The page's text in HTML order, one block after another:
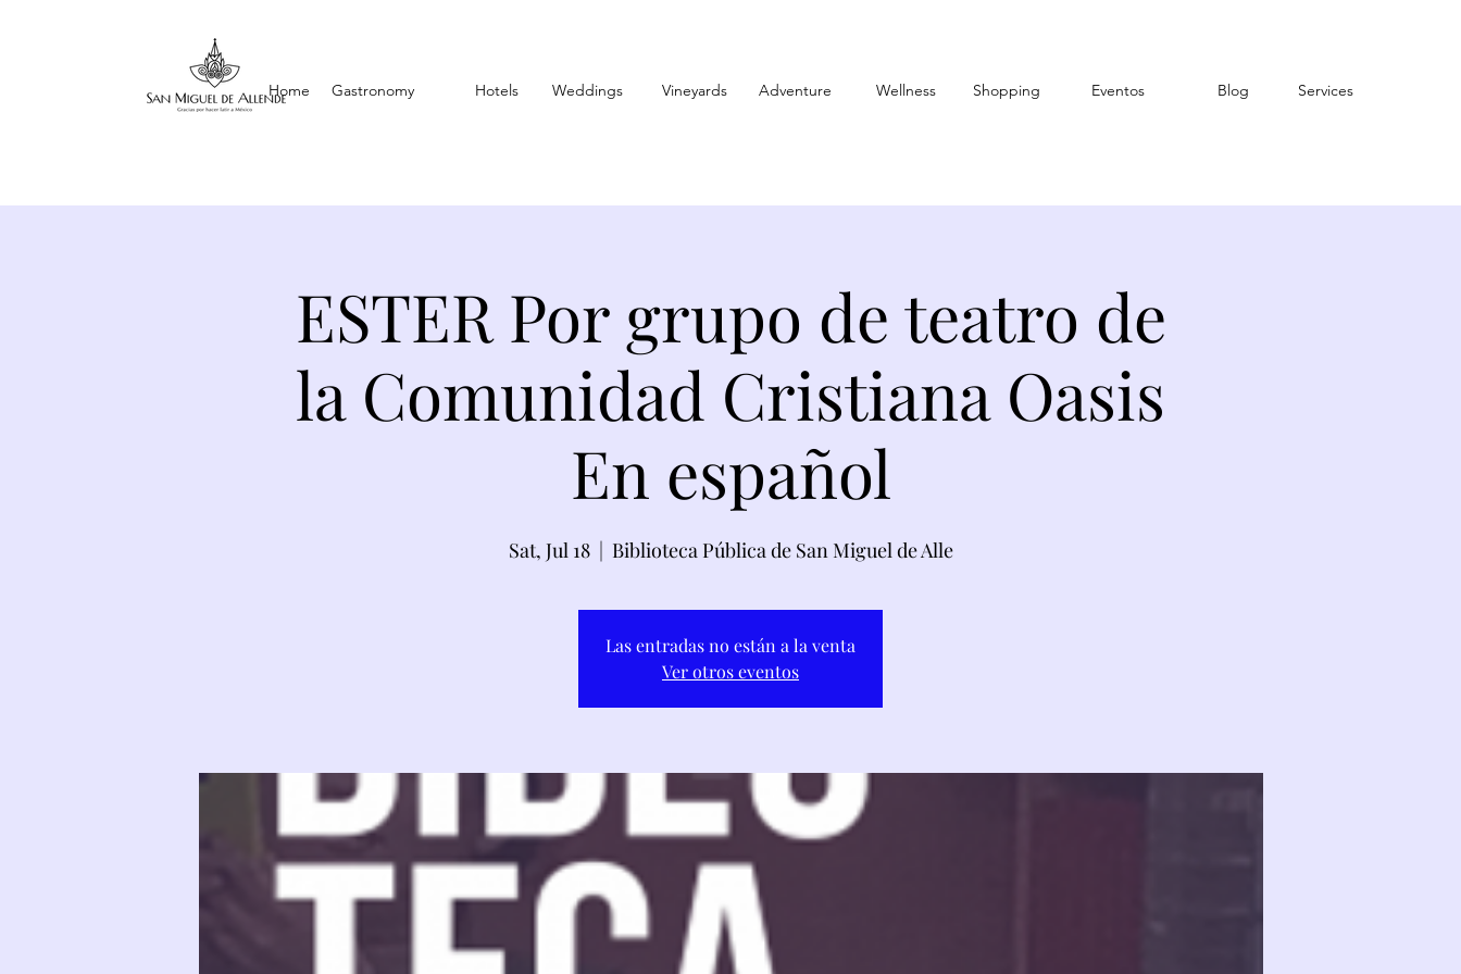
Home Gastronomy Hotels Weddings Vineyards Adventure Wellness Shopping Eventos Blog Services
ESTER Por grupo de teatro de
la Comunidad Cristiana Oasis
En español
Sat, Jul 18
  |
Biblioteca Pública de San Miguel de Alle
Las entradas no están a la venta
Ver otros eventos